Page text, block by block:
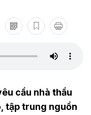
cầu nhà thầu
tập trung nguồn